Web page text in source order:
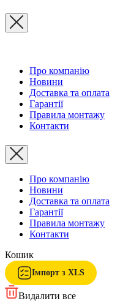
Про компанію
Новини
Доставка та оплата
Гарантії
Правила монтажу
Контакти
Про компанію
Новини
Доставка та оплата
Гарантії
Правила монтажу
Контакти
Кошик
Імпорт з XLS
Видалити все